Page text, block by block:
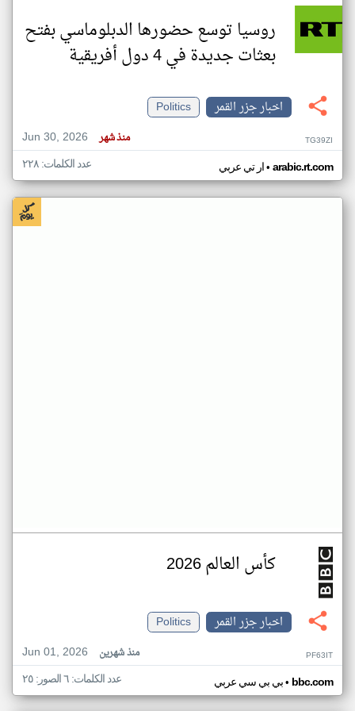
روسيا توسع حضورها الدبلوماسي بفتح
بعثات جديدة في 4 دول أفريقية
اخبار جزر القمر
Politics
Jun 30, 2026
منذ شهر TG39ZI
ار تي عربي• arabic.rt.com عدد الكلمات: ٢٢٨
كأس العالم 2026
اخبار جزر القمر
Politics
Jun 01, 2026
منذ شهرين PF63IT
بي بي سي عربي• bbc.com عدد الكلمات: ٦ الصور: ٢٥